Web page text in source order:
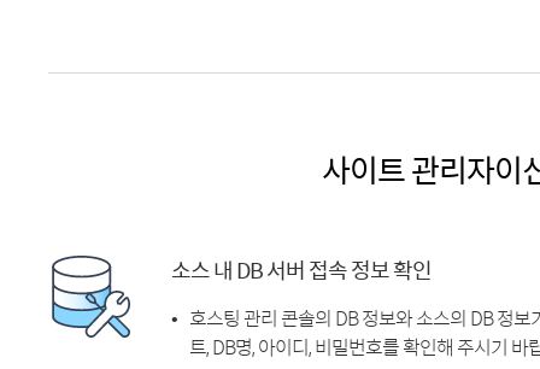
사이트 관리자이
소스 내 DB 서버 접속 정보 확인
호스팅 관리 콘솔의 DB 정보와 소스의 DB 정
트, DB명, 아이디, 비밀번호를 확인해 주시기 바